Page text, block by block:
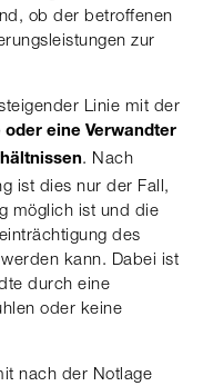
ob der betroffenen
zur
Linie mit der
oder eine Verwandter
. Nach
ist dies nur der Fall,
möglich ist und die
des
kann. Dabei ist
durch eine
oder keine
nach der Notlage